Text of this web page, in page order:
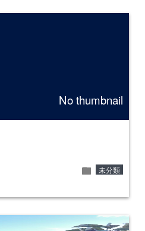
No thumbnail
folder 未分類